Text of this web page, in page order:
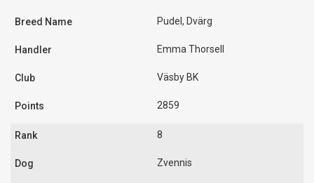
Pudel, Dvärg
Emma Thorsell
Väsby BK
2859
8
Zvennis